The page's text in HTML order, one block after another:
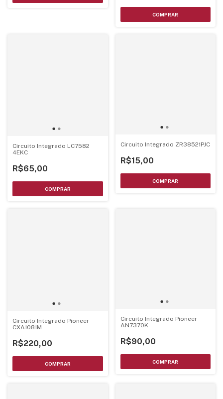
Circuito Integrado LC7582
4EKC
R$65,00
Circuito Integrado ZR38521PJC
R$15,00
Circuito Integrado Pioneer
CXA1081M
R$220,00
Circuito Integrado Pioneer
AN7370K
R$90,00